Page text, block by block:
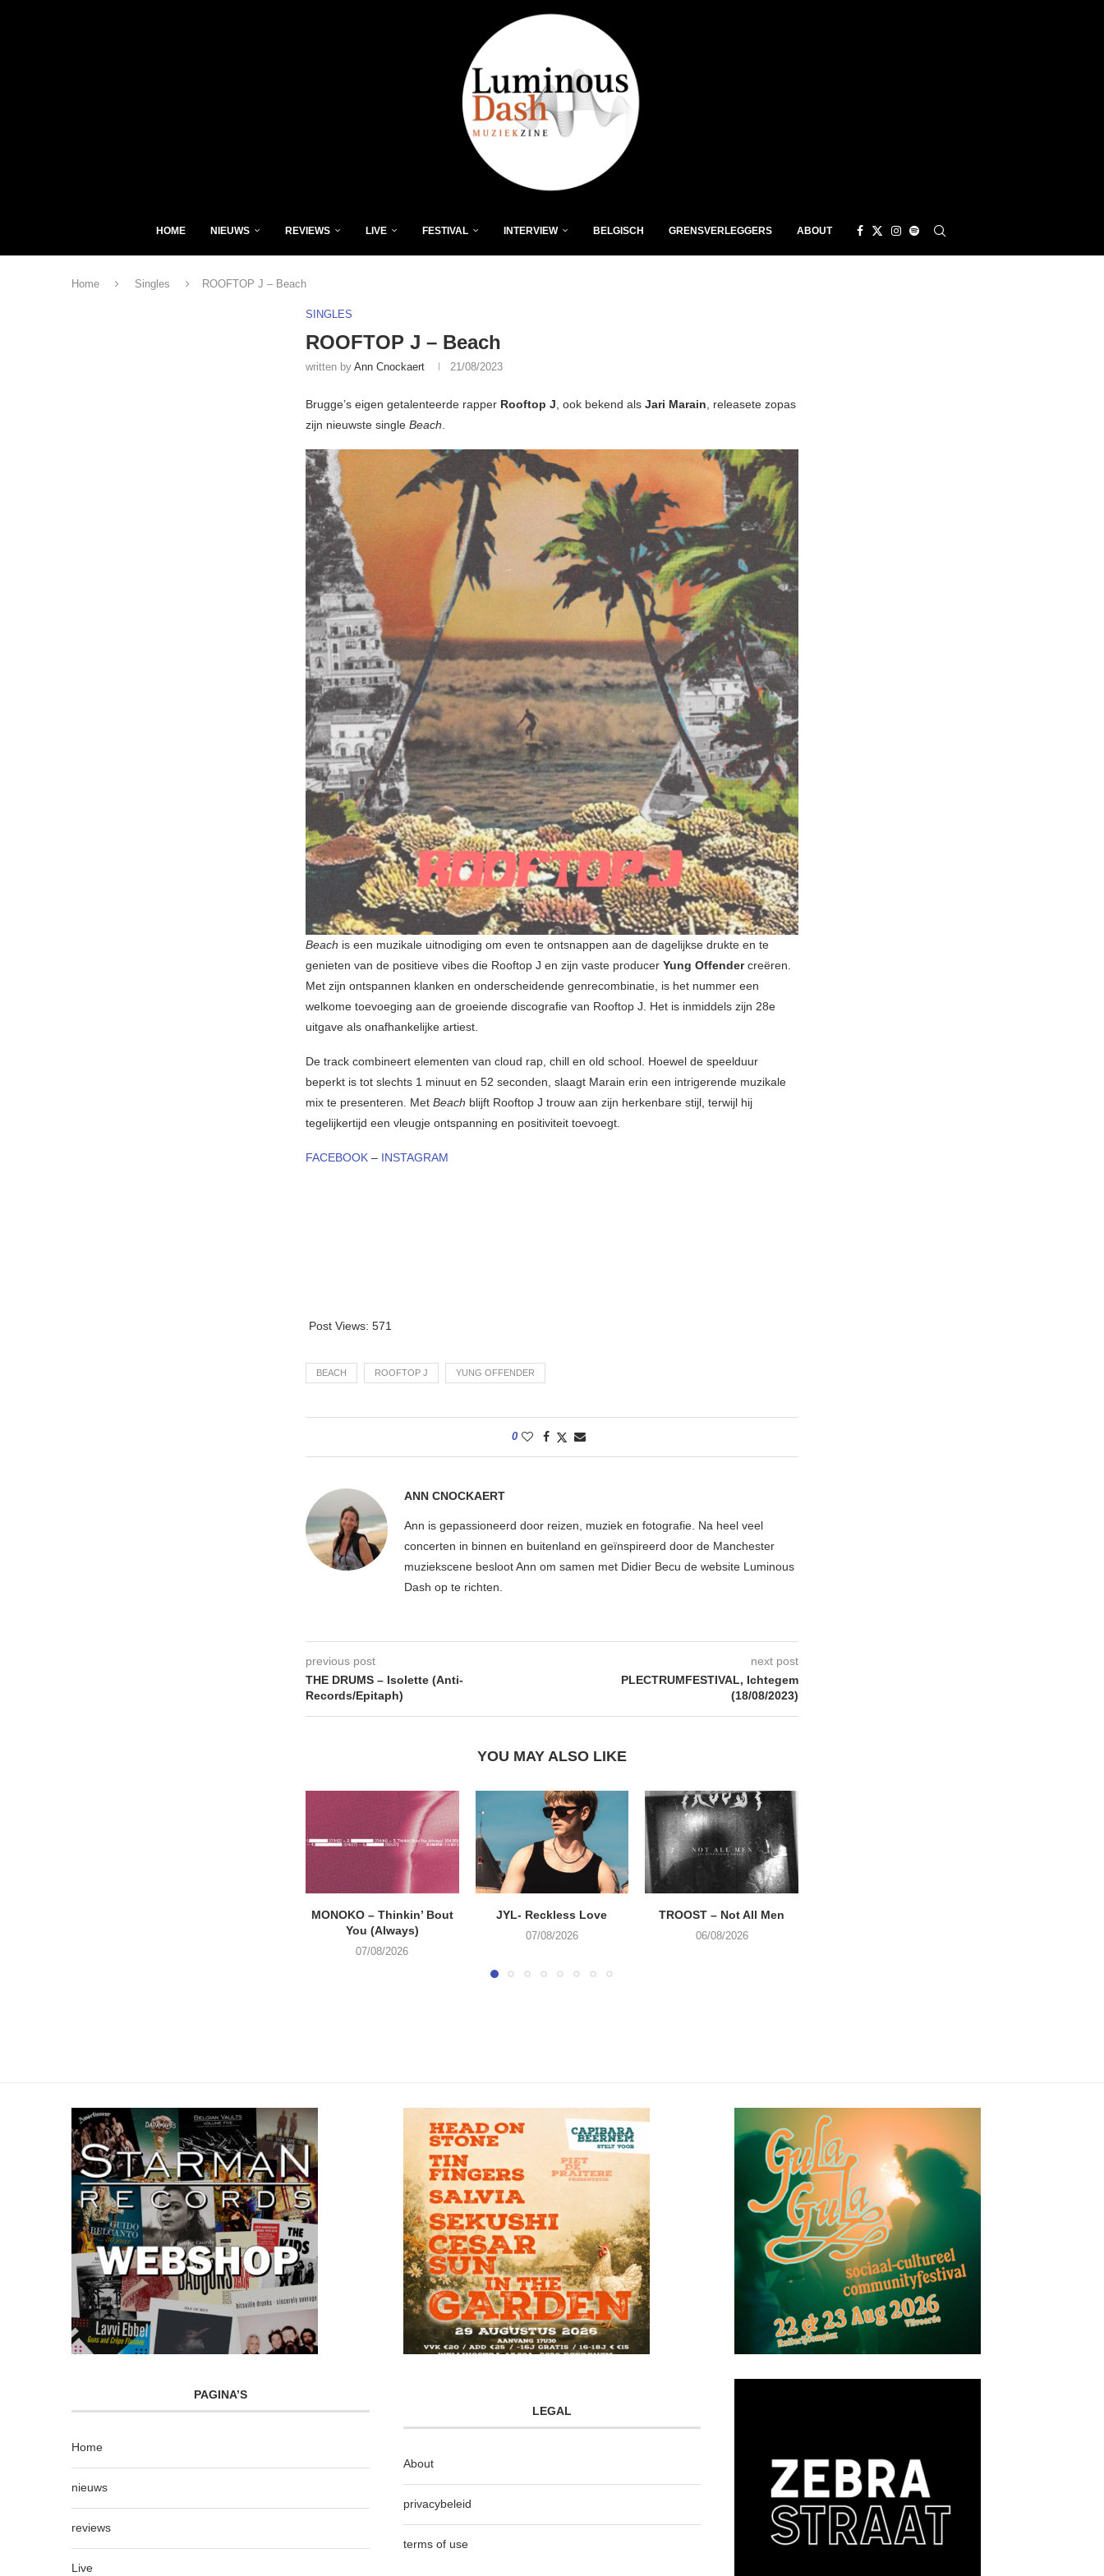
HOME NIEUWS REVIEWS LIVE FESTIVAL INTERVIEW BELGISCH GRENSVERLEGGERS ABOUT
Home Singles ROOFTOP J – Beach
SINGLES
ROOFTOP J – Beach
written by Ann Cnockaert 21/08/2023
Brugge’s eigen getalenteerde rapper Rooftop J, ook bekend als Jari Marain, releasete zopas
zijn nieuwste single Beach.
Beach is een muzikale uitnodiging om even te ontsnappen aan de dagelijkse drukte en te
genieten van de positieve vibes die Rooftop J en zijn vaste producer Yung Offendercreëren.
Met zijn ontspannen klanken en onderscheidende genrecombinatie, is het nummer een
welkome toevoeging aan de groeiende discografie van Rooftop J. Het is inmiddels zijn 28e
uitgave als onafhankelijke artiest.
De track combineert elementen van cloud rap, chill en old school. Hoewel de speelduur
beperkt is tot slechts 1 minuut en 52 seconden, slaagt Marain erin een intrigerende muzikale
mix te presenteren. Met Beach blijft Rooftop J trouw aan zijn herkenbare stijl, terwijl hij
tegelijkertijd een vleugje ontspanning en positiviteit toevoegt.
FACEBOOK – INSTAGRAM
Post Views: 571
BEACH ROOFTOP J YUNG OFFENDER
0
ANN CNOCKAERT
Ann is gepassioneerd door reizen, muziek en fotografie. Na heel veel
concerten in binnen en buitenland en geïnspireerd door de Manchester
muziekscene besloot Ann om samen met Didier Becu de website Luminous
Dash op te richten.
previous post
THE DRUMS – Isolette (Anti-
Records/Epitaph)
next post
PLECTRUMFESTIVAL, Ichtegem
(18/08/2023)
YOU MAY ALSO LIKE
MONOKO – Thinkin’ Bout
You (Always)
07/08/2026
JYL- Reckless Love
07/08/2026
TROOST – Not All Men
06/08/2026
PAGINA’S
Home
nieuws
reviews
Live
LEGAL
About
privacybeleid
terms of use